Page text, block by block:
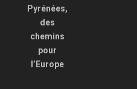
Pyrénées,
des
chemins
pour
l’Europe